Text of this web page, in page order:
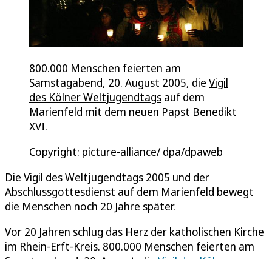
800.000 Menschen feierten am
Samstagabend, 20. August 2005, die Vigil
des Kölner Weltjugendtags auf dem
Marienfeld mit dem neuen Papst Benedikt
XVI.
Copyright: picture-alliance/ dpa/dpaweb
Die Vigil des Weltjugendtags 2005 und der
Abschlussgottesdienst auf dem Marienfeld bewegt
die Menschen noch 20 Jahre später.
Vor 20 Jahren schlug das Herz der katholischen Kirche
im Rhein-Erft-Kreis. 800.000 Menschen feierten am